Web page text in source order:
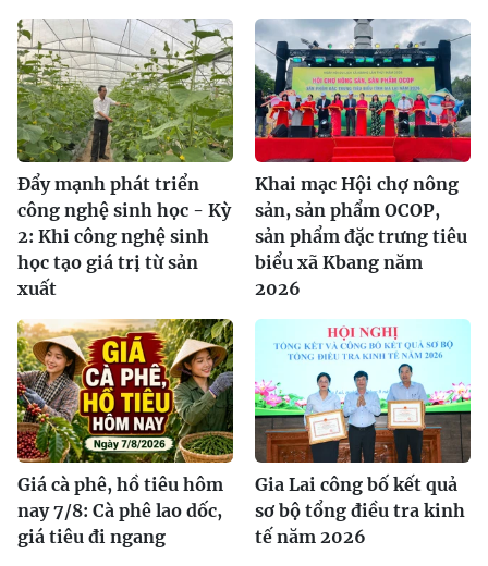
Đẩy mạnh phát triển
công nghệ sinh học - Kỳ
2: Khi công nghệ sinh
học tạo giá trị từ sản
xuất
Khai mạc Hội chợ nông
sản, sản phẩm OCOP,
sản phẩm đặc trưng tiêu
biểu xã Kbang năm
2026
Giá cà phê, hồ tiêu hôm
nay 7/8: Cà phê lao dốc,
giá tiêu đi ngang
Gia Lai công bố kết quả
sơ bộ tổng điều tra kinh
tế năm 2026